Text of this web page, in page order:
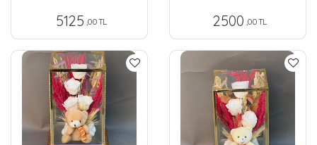
5125 ,00 TL 2500 ,00 TL